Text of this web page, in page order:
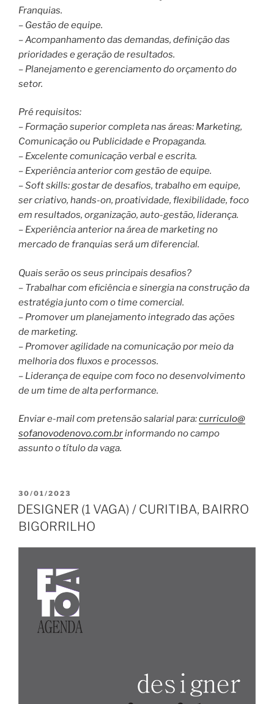
Franquias.
– Gestão de equipe.
– Acompanhamento das demandas, definição das
prioridades e geração de resultados.
– Planejamento e gerenciamento do orçamento do
setor.
Pré requisitos:
– Formação superior completa nas áreas: Marketing,
Comunicação ou Publicidade e Propaganda.
– Excelente comunicação verbal e escrita.
– Experiência anterior com gestão de equipe.
– Soft skills: gostar de desafios, trabalho em equipe,
ser criativo, hands-on, proatividade, flexibilidade, foco
em resultados, organização, auto-gestão, liderança.
– Experiência anterior na área de marketing no
mercado de franquias será um diferencial.
Quais serão os seus principais desafios?
– Trabalhar com eficiência e sinergia na construção da
estratégia junto com o time comercial.
– Promover um planejamento integrado das ações
de marketing.
– Promover agilidade na comunicação por meio da
melhoria dos fluxos e processos.
– Liderança de equipe com foco no desenvolvimento
de um time de alta performance.
Enviar e-mail com pretensão salarial para:curriculo@
sofanovodenovo.com.brinformando no campo
assunto o título da vaga.
PUBLICADO
EM
30/01/2023
DESIGNER (1 VAGA) / CURITIBA, BAIRRO
BIGORRILHO